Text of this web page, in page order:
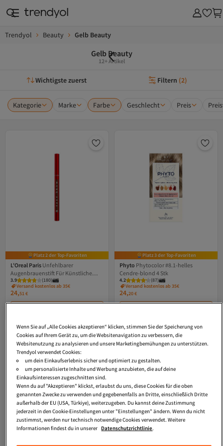
Trendyol Beauty Gelb Beauty
Gelb Beauty
12+ Artikel
Wichtigste zuerst Filtern (2)
Kategorie Marke Farbe Geschlecht Preis
Platz 2 der Top-Favoriten
L'Oreal Paris Unfehlbarer
Augenbrauenstift Für Künstliche
Augenbrauen #hellbraun 1 Stück
3.9 (180)
Versand kostenlos ab 35€
24,51 €
Platz 3 der Top-Favoriten
Phyto Phytocolor #8.1-helles
Cendre-blond 4 Stk
4.2 (87)
Versand kostenlos ab 35€
24,20€
Wenn Sie auf „Alle Cookies akzeptieren“ klicken, stimmen Sie der Speicherung von
Cookies auf Ihrem Gerät zu, um die Websitenavigation zu verbessern, die
Websitenutzung zu analysieren und unsere Marketingbemühungen zu unterstützen.
Trendyol verwendet Cookies:
um dein Einkaufserlebnis sicher und optimiert zu gestalten.
um personalisierte Inhalte und Werbung anzubieten, die auf deine
Einkaufsinteressen zugeschnitten sind.
Wenn du auf "Akzeptieren" klickst, erlaubst du uns, diese Cookies für die oben
genannten Zwecke zu verwenden und gegebenenfalls an Dritte, einschließlich Dritte
außerhalb der EU (USA, Türkiye), weiterzugeben. Du kannst deine Zustimmung
jederzeit in den Cookie-Einstellungen unter "Einstellungen" ändern. Wenn du nicht
zustimmst, werden nur technisch notwendige Cookies verwendet. Weitere
Informationen findest du in unserer Datenschutzrichtlinie.